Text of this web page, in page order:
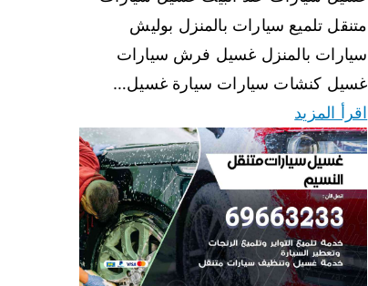
متنقل تلميع سيارات بالمنزل بوليش
سيارات بالمنزل غسيل فرش سيارات
غسيل كنشات سيارات سيارة غسيل…
اقرأ المزيد